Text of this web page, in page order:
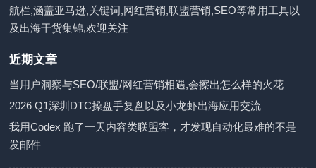
航栏,涵盖亚马逊,关键词,网红营销,联盟营销,SEO等常用工具以
及出海干货集锦,欢迎关注
近期文章
当用户洞察与SEO/联盟/网红营销相遇,会擦出怎么样的火花
2026 Q1深圳DTC操盘手复盘以及小龙虾出海应用交流
我用Codex 跑了一天内容类联盟客，才发现自动化最难的不是
发邮件